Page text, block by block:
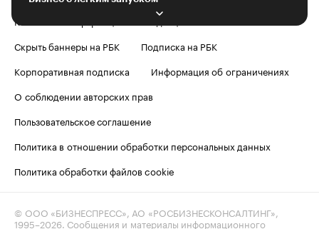
Контактная информация
Редакция
Скрыть баннеры на РБК
Подписка на РБК
Корпоративная подписка
Информация об ограничениях
О соблюдении авторских прав
Пользовательское соглашение
Политика в отношении обработки персональных данных
Политика обработки файлов cookie
© ООО «БИЗНЕСПРЕСС», АО «РОСБИЗНЕСКОНСАЛТИНГ»,
1995–2026 . Сообщения и материалы информационного